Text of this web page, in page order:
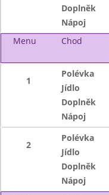
Doplněk
Nápoj
Menu
Chod
1
Polévka
Jídlo
Doplněk
Nápoj
2
Polévka
Jídlo
Doplněk
Nápoj